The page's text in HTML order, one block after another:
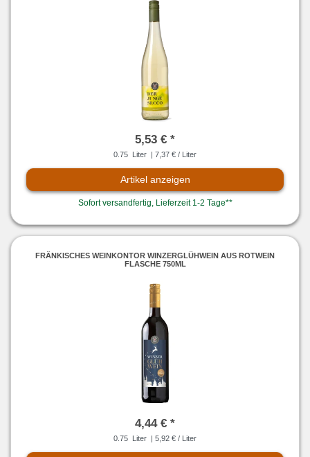
5,53 € *
0.75 Liter | 7,37 € / Liter
Artikel anzeigen
Sofort versandfertig, Lieferzeit 1-2 Tage**
FRÄNKISCHES WEINKONTOR WINZERGLÜHWEIN AUS ROTWEIN
FLASCHE 750ML
4,44 € *
0.75 Liter | 5,92 € / Liter